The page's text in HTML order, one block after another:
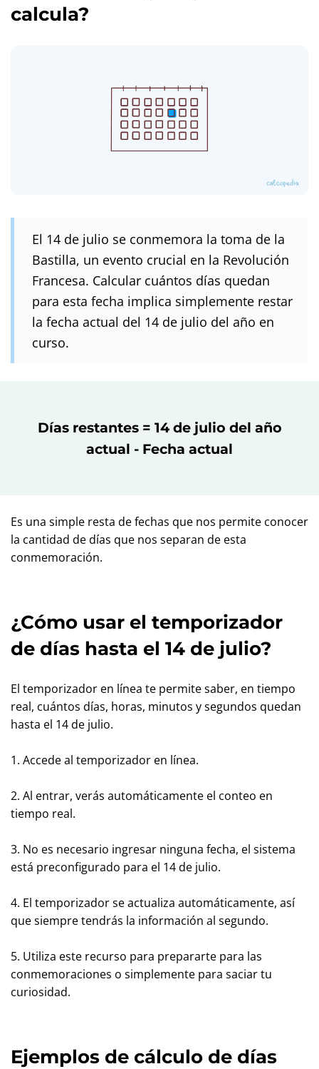
calcula?
El 14 de julio se conmemora la toma de la
Bastilla, un evento crucial en la Revolución
Francesa. Calcular cuántos días quedan
para esta fecha implica simplemente restar
la fecha actual del 14 de julio del año en
curso.
Días restantes = 14 de julio del año
actual - Fecha actual
Es una simple resta de fechas que nos permite conocer
la cantidad de días que nos separan de esta
conmemoración.
¿Cómo usar el temporizador
de días hasta el 14 de julio?
El temporizador en línea te permite saber, en tiempo
real, cuántos días, horas, minutos y segundos quedan
hasta el 14 de julio.
1. Accede al temporizador en línea.
2. Al entrar, verás automáticamente el conteo en
tiempo real.
3. No es necesario ingresar ninguna fecha, el sistema
está preconfigurado para el 14 de julio.
4. El temporizador se actualiza automáticamente, así
que siempre tendrás la información al segundo.
5. Utiliza este recurso para prepararte para las
conmemoraciones o simplemente para saciar tu
curiosidad.
Ejemplos de cálculo de días